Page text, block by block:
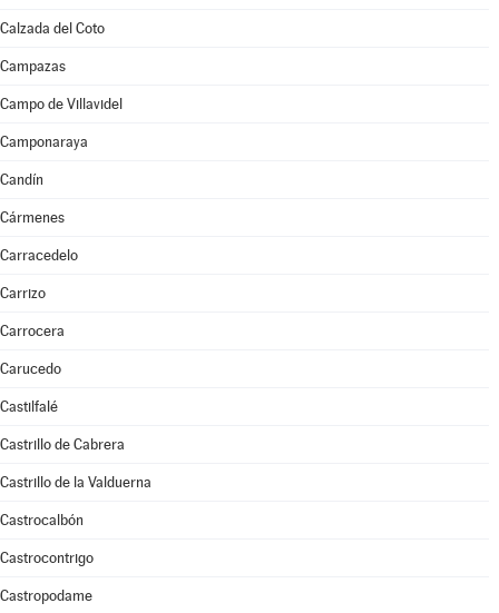
Calzada del Coto
Campazas
Campo de Villavidel
Camponaraya
Candín
Cármenes
Carracedelo
Carrizo
Carrocera
Carucedo
Castilfalé
Castrillo de Cabrera
Castrillo de la Valduerna
Castrocalbón
Castrocontrigo
Castropodame